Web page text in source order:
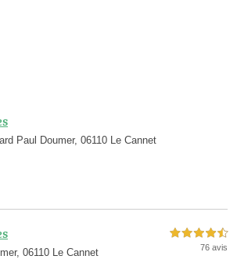
Paul Doumer, 06110 Le Cannet
06110 Le Cannet
4,5 étoiles sur 5
76 avis